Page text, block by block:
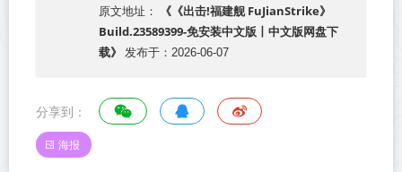
原文地址：
《《出击!福建舰 FuJianStrike》
Build.23589399-免安装中文版丨中文版网盘下
载》
发布于：2026-06-07
分享到：
海报